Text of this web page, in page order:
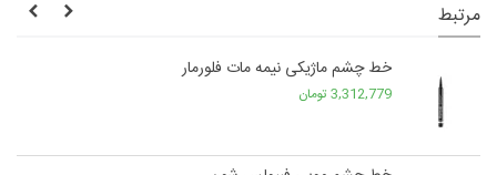
مرتبط
خط چشم ماژیکی نیمه مات فلورمار
3,312,779 تومان